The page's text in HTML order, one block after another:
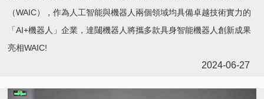
（WAIC），作為人工智能與機器人兩個領域均具備卓越技術實力的
「AI+機器人」企業，達闥機器人將攜多款具身智能機器人創新成果
亮相WAIC!
2024-06-27